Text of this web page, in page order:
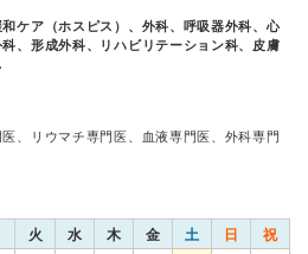
ケア（ホスピス）、外科、呼吸器外科、心
、形成外科、リハビリテーション科、皮膚
、リウマチ専門医、血液専門医、外科専門
火 水 木 金 土 日 祝